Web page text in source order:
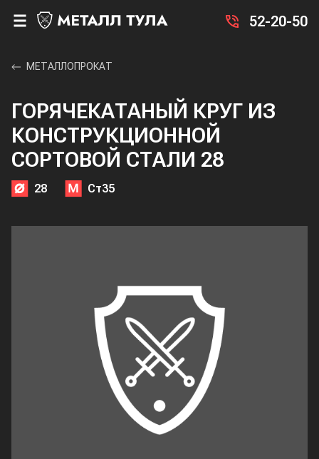
52-20-50
МЕТАЛЛОПРОКАТ
ГОРЯЧЕКАТАНЫЙ КРУГ ИЗ
КОНСТРУКЦИОННОЙ
СОРТОВОЙ СТАЛИ 28
28 Ст35